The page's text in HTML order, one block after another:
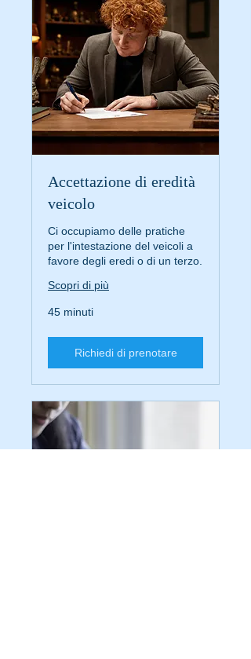
Accettazione di eredità
veicolo
Ci occupiamo delle pratiche
per l'intestazione del veicoli a
favore degli eredi o di un terzo.
Scopri di più
45 minuti
Richiedi di prenotare